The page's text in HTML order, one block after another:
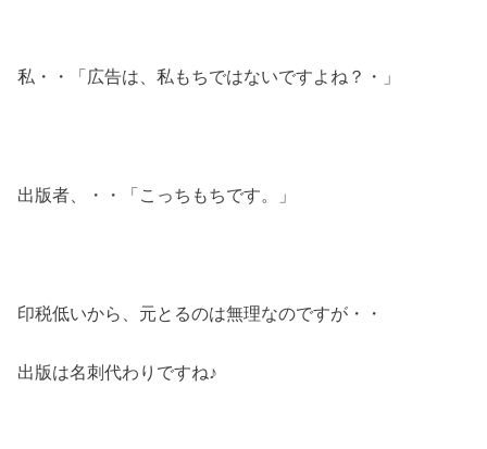
私・・「広告は、私もちではないですよね？・」
出版者、・・「こっちもちです。」
印税低いから、元とるのは無理なのですが・・
出版は名刺代わりですね♪